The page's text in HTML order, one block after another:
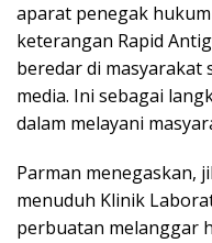
aparat penegak
keterangan Rapid
beredar di
media. Ini sebagai
dalam melayani
Parman menegaskan,
menuduh Klinik
perbuatan melanggar